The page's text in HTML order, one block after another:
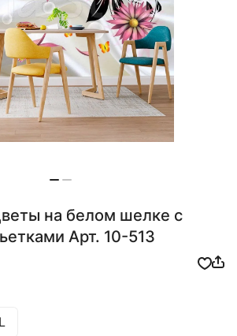
на белом шелке с
Арт. 10-513